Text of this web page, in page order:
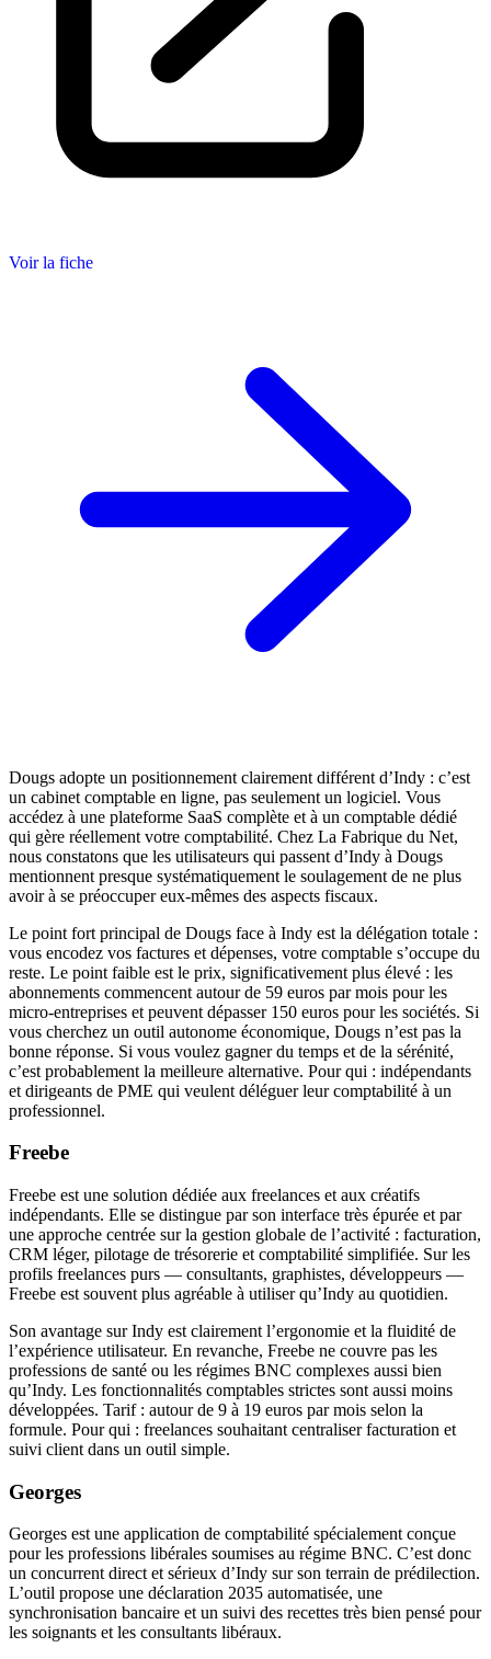
Voir la fiche
Dougs adopte un positionnement clairement différent d’Indy : c’est
un cabinet comptable en ligne, pas seulement un logiciel. Vous
accédez à une plateforme SaaS complète et à un comptable dédié
qui gère réellement votre comptabilité. Chez La Fabrique du Net,
nous constatons que les utilisateurs qui passent d’Indy à Dougs
mentionnent presque systématiquement le soulagement de ne plus
avoir à se préoccuper eux-mêmes des aspects fiscaux.
Le point fort principal de Dougs face à Indy est la délégation totale :
vous encodez vos factures et dépenses, votre comptable s’occupe du
reste. Le point faible est le prix, significativement plus élevé : les
abonnements commencent autour de 59 euros par mois pour les
micro-entreprises et peuvent dépasser 150 euros pour les sociétés. Si
vous cherchez un outil autonome économique, Dougs n’est pas la
bonne réponse. Si vous voulez gagner du temps et de la sérénité,
c’est probablement la meilleure alternative. Pour qui : indépendants
et dirigeants de PME qui veulent déléguer leur comptabilité à un
professionnel.
Freebe
Freebe est une solution dédiée aux freelances et aux créatifs
indépendants. Elle se distingue par son interface très épurée et par
une approche centrée sur la gestion globale de l’activité : facturation,
CRM léger, pilotage de trésorerie et comptabilité simplifiée. Sur les
profils freelances purs — consultants, graphistes, développeurs —
Freebe est souvent plus agréable à utiliser qu’Indy au quotidien.
Son avantage sur Indy est clairement l’ergonomie et la fluidité de
l’expérience utilisateur. En revanche, Freebe ne couvre pas les
professions de santé ou les régimes BNC complexes aussi bien
qu’Indy. Les fonctionnalités comptables strictes sont aussi moins
développées. Tarif : autour de 9 à 19 euros par mois selon la
formule. Pour qui : freelances souhaitant centraliser facturation et
suivi client dans un outil simple.
Georges
Georges est une application de comptabilité spécialement conçue
pour les professions libérales soumises au régime BNC. C’est donc
un concurrent direct et sérieux d’Indy sur son terrain de prédilection.
L’outil propose une déclaration 2035 automatisée, une
synchronisation bancaire et un suivi des recettes très bien pensé pour
les soignants et les consultants libéraux.